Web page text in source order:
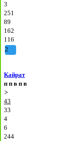
3
251
89
162
116
2
Кайрат
п п в п в
>
43
33
4
6
244